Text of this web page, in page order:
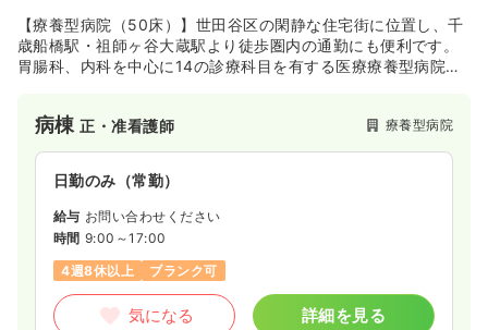
気になる 詳細を見る
日勤のみ（パート） 一時募集休止
給与 時給2,000円
日祝休み
担当業務未経験可
気になる 詳細を見る
【療養型病院（50床）】世田谷区の閑静な住宅街に位置し、千
歳船橋駅・祖師ヶ谷大蔵駅より徒歩圏内の通勤にも便利です。
胃腸科、内科を中心に14の診療科目を有する医療療養型病院で
病棟正・准看護師 療養型病院
日勤のみ（常勤）
給与 お問い合わせください
時間 9:00～17:00
4週8休以上
ブランク可
気になる 詳細を見る